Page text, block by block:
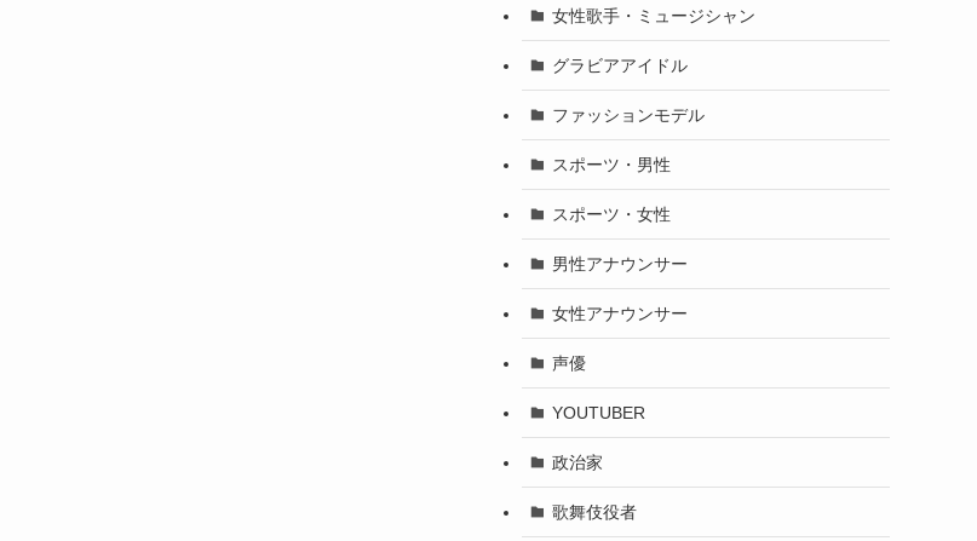
女性歌手・ミュージシャン
グラビアアイドル
ファッションモデル
スポーツ・男性
スポーツ・女性
男性アナウンサー
女性アナウンサー
声優
YOUTUBER
政治家
歌舞伎役者